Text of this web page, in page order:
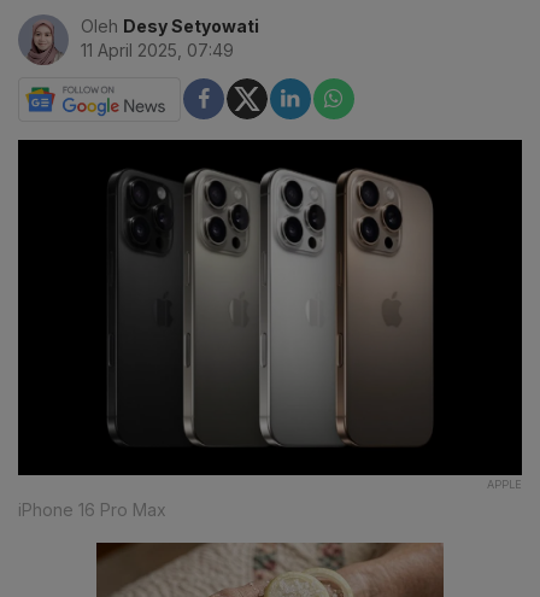
Oleh Desy Setyowati
11 April 2025, 07:49
APPLE
iPhone 16 Pro Max